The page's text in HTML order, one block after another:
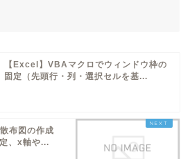
【Excel】VBAマクロでウィンドウ枠の
固定（先頭行・列・選択セルを基...
布図の作成
、x軸や...